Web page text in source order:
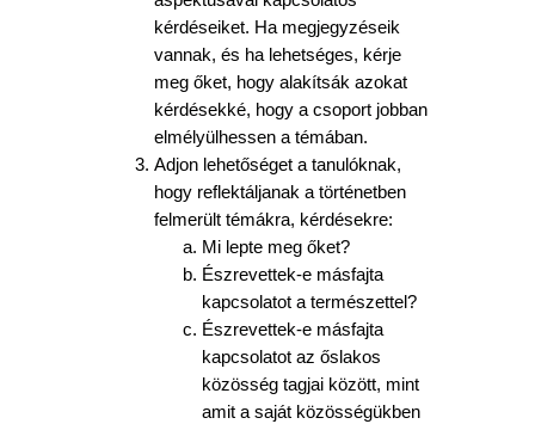
kérdéseiket. Ha megjegyzéseik
vannak, és ha lehetséges, kérje
meg őket, hogy alakítsák azokat
kérdésekké, hogy a csoport jobban
elmélyülhessen a témában.
Adjon lehetőséget a tanulóknak,
hogy reflektáljanak a történetben
felmerült témákra, kérdésekre:
Mi lepte meg őket?
Észrevettek-e másfajta
kapcsolatot a természettel?
Észrevettek-e másfajta
kapcsolatot az őslakos
közösség tagjai között, mint
amit a saját közösségükben